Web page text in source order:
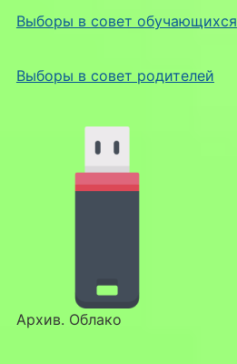
Выборы в совет обучающихся
Выборы в совет родителей
Архив. Облако